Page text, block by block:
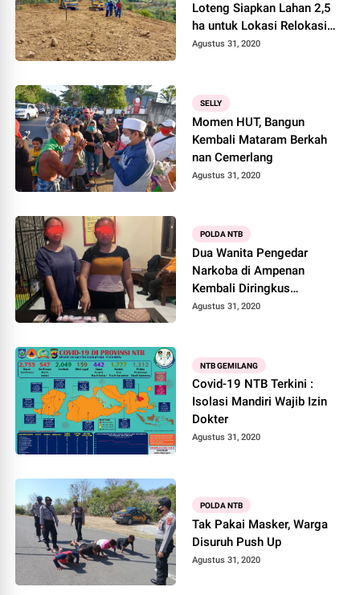
Loteng Siapkan Lahan 2,5
ha untuk Lokasi Relokasi
Sementara
Agustus 31, 2020
SELLY
Momen HUT, Bangun
Kembali Mataram Berkah
nan Cemerlang
Agustus 31, 2020
POLDA NTB
Dua Wanita Pengedar
Narkoba di Ampenan
Kembali Diringkus
Ditresnarkoba Polda NTB
Agustus 31, 2020
NTB GEMILANG
Covid-19 NTB Terkini :
Isolasi Mandiri Wajib Izin
Dokter
Agustus 31, 2020
POLDA NTB
Tak Pakai Masker, Warga
Disuruh Push Up
Agustus 31, 2020